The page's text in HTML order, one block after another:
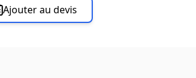
Ajouter au devis